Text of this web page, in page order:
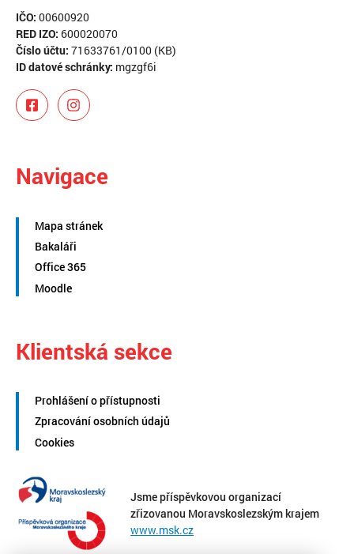
IČO: 00600920
RED IZO: 600020070
Číslo účtu: 71633761/0100 (KB)
ID datové schránky: mgzgf6i
Navigace
Mapa stránek
Bakaláři
Office 365
Moodle
Klientská sekce
Prohlášení o přístupnosti
Zpracování osobních údajů
Cookies
Jsme příspěvkovou organizací
zřizovanou Moravskoslezským krajem
www.msk.cz